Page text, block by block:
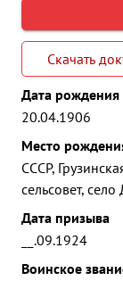
Скачать
Дата рождения
20.04.1906
Место
СССР,
сельсовет,
Дата призыва
__.09.1924
Воинское